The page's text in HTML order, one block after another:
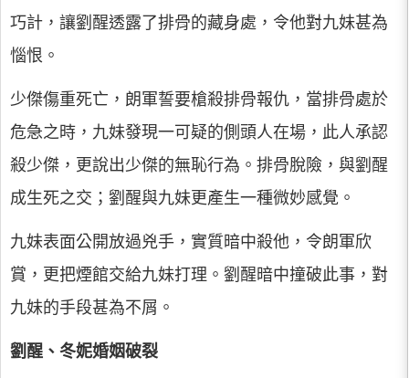
巧計，讓劉醒透露了排骨的藏身處，令他對九妹甚為
惱恨。
少傑傷重死亡，朗軍誓要槍殺排骨報仇，當排骨處於
危急之時，九妹發現一可疑的側頭人在場，此人承認
殺少傑，更說出少傑的無恥行為。排骨脫險，與劉醒
成生死之交；劉醒與九妹更產生一種微妙感覺。
九妹表面公開放過兇手，實質暗中殺他，令朗軍欣
賞，更把煙館交給九妹打理。劉醒暗中撞破此事，對
九妹的手段甚為不屑。
劉醒、冬妮婚姻破裂